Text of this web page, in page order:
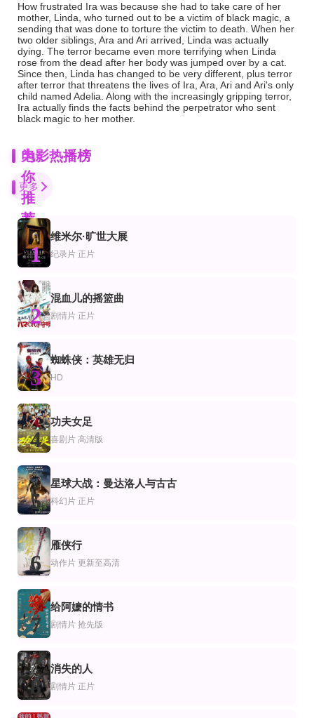
How frustrated Ira was because she had to take care of her
mother, Linda, who turned out to be a victim of black magic, a
sending that was done to torture the victim to death. When her
two older siblings, Ara and Ari arrived, Linda was actually
dying. The terror became even more terrifying when Linda
rose from the dead after her body was jumped over by a cat.
Since then, Linda has changed to be very different, plus terror
after terror that threatens the lives of Ira, Ara, Ari and Ari's only
child named Adelia. Along with the increasingly gripping terror,
Ira actually finds the facts behind the perpetrator who sent
black magic to her mother.
为
你
推
荐
正片
胚胎，幼虫，蝴蝶
HD
菲尔
HD
神勇双响炮续集粤语
正片
九命怪妻9
哈鲁克·比尔根纳尔,迪米·阿克贝,艾尔钦·桑古,弗拉德.塔尼斯,Alican
更新HD
北方之刺
迈克尔·赫斯特,Kali,Kopae,Marshall,Napier
小叮当：永无兽传奇2014
刘玉玲,罗莎里奥·道森,金妮弗·古德温,梅·惠特曼
HD
侠丐传奇
黄健,张棠,范新,赵秋生,朱加镇,徐少武
HD中字
天机
兰迪普·弘达,莎哈娜·高斯瓦米,Rati,Agnihotri,Jayant,Kripalani
正片
瑞秋·布鲁姆：死神,让我做我的特别事
蕾切尔·布鲁姆
正片
纯白2021
迈莱特·费拉特,埃斯·切斯米奥卢,伊南·科努克库,Riza Akin,库比莱·通杰尔
正片
杰梅尔与蒂姆
Gia Banks,Mark Chambers,Jeffrey Drew,Michael Franklin,Walter Harris,Alex
正片
寻爱四次方
Hilary Boyce,Jordyn Grubisic,Rachel Levin,Sarah Milde
盖加拉之乱
罗克·赫德森,乌苏拉·西丝,托林·撒切尔,阿琳·达尔,阿诺德·莫斯,丹·奥赫里奇
正片
土地2024
Freda Huson,Molly Wickham
仙人掌杰克
R·迈克尔·海鸥,萨姆·科泽尔,克里斯·桑顿
电影热播榜
更多
1
维米尔·旷世大展
纪录片 正片
2
混血儿的摇篮曲
剧情片 正片
3
蜘蛛侠：英雄无归
HD
4
功夫女足
喜剧片 高清版
5
星球大战：曼达洛人与古古
科幻片 正片
6
雁侠行
动作片 更新至高清
7
给阿嬷的情书
剧情片 抢先版
8
消失的人
剧情片 正片